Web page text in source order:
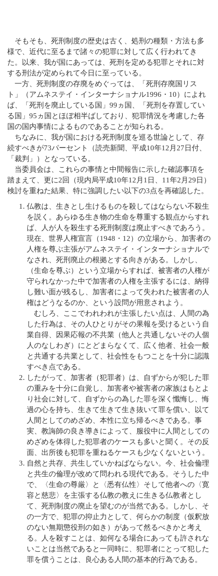
そもそも、死刑制度の歴史は古く、処刑の種類・方法も多
様で、近代に至るまで諸々の犯罪に対して広く行われてき
た。以来、我が国にあっては、死刑を定める犯罪とそれに対
する刑法が定められて今日に至っている。
一方、死刑制度の存廃をめぐっては、「死刑存廃国リス
ト」（アムネステイ・インターナショナル1996・10）によれ
ば、「死刑を廃止している国」99ヵ国、「死刑を存置してい
る国」95ヵ国とほぼ相半ばしており、犯罪情況を考慮した各
国の国内事情によるものであることが知られる。
ちなみに、我が国における死刑制度を巡る世論として、存
続すべきが73パーセント（読売新聞、平成10年12月27日付、
「裁判」）となっている。
当委員会は、これらの事情と中間報告に示した確認事項を
踏まえて、更に2回（現内局平成10年12月1日、11年2月29日）
検討を重ねた結果、特に強調したい以下の3点を再確認した。
仏教は、生きとし生けるものを殺してはならない不殺生
を説く。あらゆる生き物の生命を尊重する観点からすれ
ば、人が人を殺生する死刑制度は廃止すべきであろう。
現在、世界人権宣言（1948・12）の立場から、加害者の
人権を尊ぶ主張がアムネステイ・インターナショナルで
なされ、死刑廃止の根拠とする向きがある。しかし、
（生命を尊ぶ）という立場からすれば、被害者の人権が
守られなかった中で加害者の人権を主張するには、納得
し難い面が残るし、加害者によって失われた被害者の人
権はどうなるのか、という設問が用意されよう。
むしろ、ここでわれわれが主張したい点は、人間の為
した行為は、その人ひとりがその果報を受けるという自
業自得、因果応報の不共業（他人と共通しないその人個
人のなしわぎ）にとどまらなくて、広く他者、社会一般
と共通する共業として、社会性をもつことを十分に認識
すべき点である。
したがって、加害者（犯罪者）は、自ずからが犯した罪
の重みを十分に自覚し、加害者や被害者の家族はもとよ
り社会に対して、自ずからの為した罪を深く懺悔し、悔
過の心を持ち、生きて生きて生き抜いて罪を償い、以て
人間としてのめざめ、本性に立ち帰るべきである。事
実、教誨師の良き導きによって、服役中に人間としての
めざめを体得した犯罪者のケースも多いと聞く。その反
面、出所後も犯罪を重ねるケースも少なくないという。
自然と共存、共生していかねばならない。今、社会倫理
と共生の倫理が改めて問われる現代である。そうした中
で、〈生命の尊厳〉と〈悉有仏性〉そして他者への〈寛
容と慈悲〉を主張する仏教の教えに生きる仏教者とし
て、死刑制度の廃止を望むのが当然である。しかし、そ
の一方で、犯罪の抑止力として、何らかの制度（仮釈放
のない無期懲役刑の如き）があって然るべきかと考え
る。人を殺すことは、如何なる場合にあっても許されな
いことは当然であると一同時に、犯罪者にとって犯した
罪を償うことは、良心ある人間の基本的行為である。